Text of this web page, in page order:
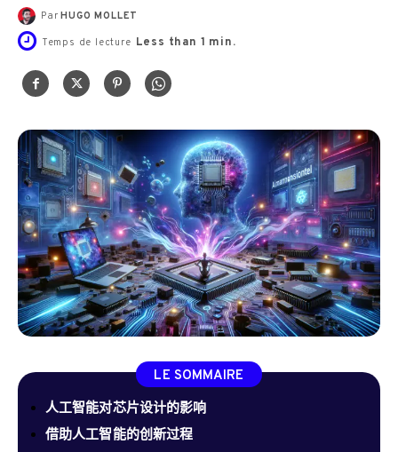
Par HUGO MOLLET
Temps de lecture Less than 1 min.
LE SOMMAIRE
人工智能对芯片设计的影响
借助人工智能的创新过程